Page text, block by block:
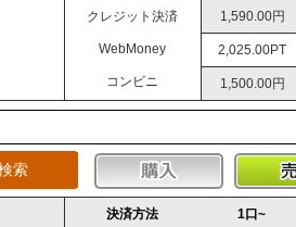
クレジット決済
WebMoney
コンビニ
1,590.00円
2,025.00PT
1,500.00円
決済方法 1口~